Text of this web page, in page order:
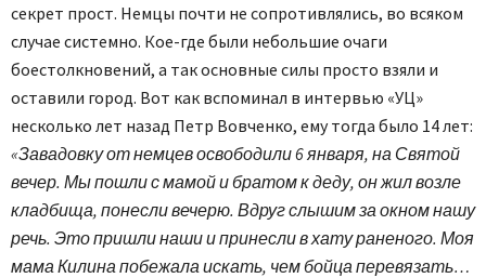
секрет прост. Немцы почти не сопротивлялись, во всяком
случае системно. Кое-где были небольшие очаги
боестолкновений, а так основные силы просто взяли и
оставили город. Вот как вспоминал в интервью «УЦ»
несколько лет назад Петр Вовченко, ему тогда было 14 лет:
«Завадовку от немцев освободили 6 января, на Святой
вечер. Мы пошли с мамой и братом к деду, он жил возле
кладбища, понесли вечерю. Вдруг слышим за окном нашу
речь. Это пришли наши и принесли в хату раненого. Моя
мама Килина побежала искать, чем бойца перевязать…